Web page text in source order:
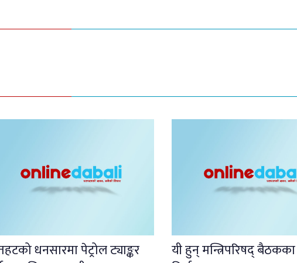
धनसारमा पेट्रोल ट्याङ्कर
यी हुन् मन्त्रिपरिषद् बैठकका